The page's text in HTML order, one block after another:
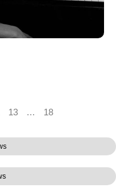
13 … 18